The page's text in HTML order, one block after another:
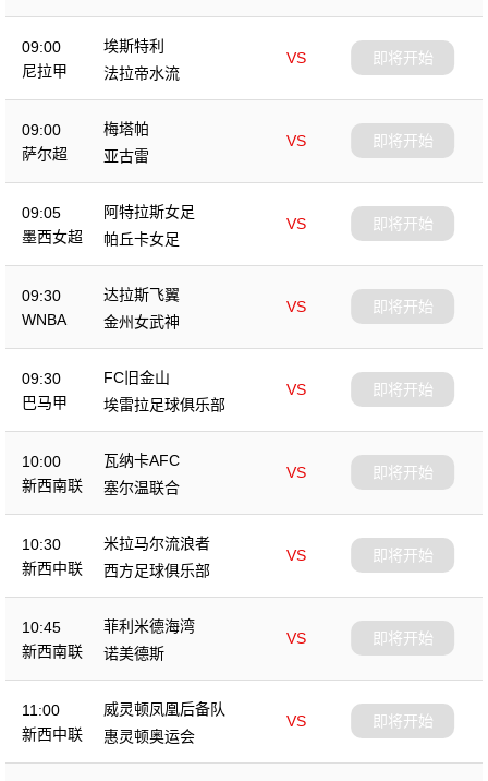
09:00
尼拉甲
埃斯特利
VS
法拉帝水流
即将开始
09:00
萨尔超
梅塔帕
VS
亚古雷
即将开始
09:05
墨西女超
阿特拉斯女足
VS
帕丘卡女足
即将开始
09:30
WNBA
达拉斯飞翼
VS
金州女武神
即将开始
09:30
巴马甲
FC旧金山
VS
埃雷拉足球俱乐部
即将开始
10:00
新西南联
瓦纳卡AFC
VS
塞尔温联合
即将开始
10:30
新西中联
米拉马尔流浪者
VS
西方足球俱乐部
即将开始
10:45
新西南联
菲利米德海湾
VS
诺美德斯
即将开始
11:00
新西中联
威灵顿凤凰后备队
VS
惠灵顿奥运会
即将开始